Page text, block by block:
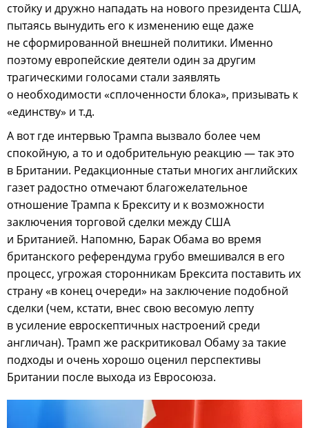
стойку и дружно нападать на нового президента США,
пытаясь вынудить его к изменению еще даже
не сформированной внешней политики. Именно
поэтому европейские деятели один за другим
трагическими голосами стали заявлять
о необходимости «сплоченности блока», призывать к
«единству» и т.д.
А вот где интервью Трампа вызвало более чем
спокойную, а то и одобрительную реакцию — так это
в Британии. Редакционные статьи многих английских
газет радостно отмечают благожелательное
отношение Трампа к Брекситу и к возможности
заключения торговой сделки между США
и Британией. Напомню, Барак Обама во время
британского референдума грубо вмешивался в его
процесс, угрожая сторонникам Брексита поставить их
страну «в конец очереди» на заключение подобной
сделки (чем, кстати, внес свою весомую лепту
в усиление евроскептичных настроений среди
англичан). Трамп же раскритиковал Обаму за такие
подходы и очень хорошо оценил перспективы
Британии после выхода из Евросоюза.